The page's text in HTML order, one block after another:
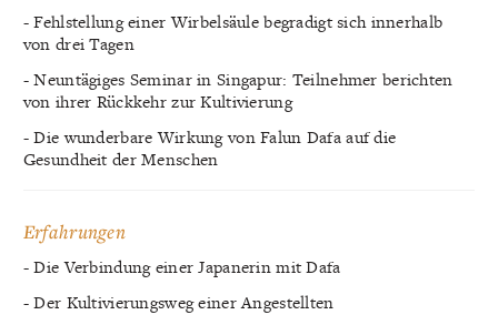
- Fehlstellung einer Wirbelsäule begradigt sich innerhalb
von drei Tagen
- Neuntägiges Seminar in Singapur: Teilnehmer berichten
von ihrer Rückkehr zur Kultivierung
- Die wunderbare Wirkung von Falun Dafa auf die
Gesundheit der Menschen
Erfahrungen
- Die Verbindung einer Japanerin mit Dafa
- Der Kultivierungsweg einer Angestellten